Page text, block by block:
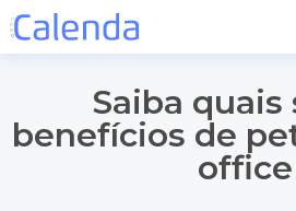
Saiba quais
benefícios de
office